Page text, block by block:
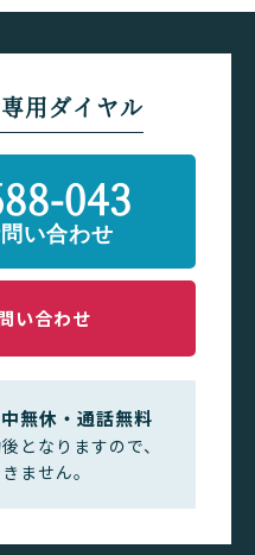
用ダイヤル
043
い合わせ
無休・通話無料
となりますので、
ません。